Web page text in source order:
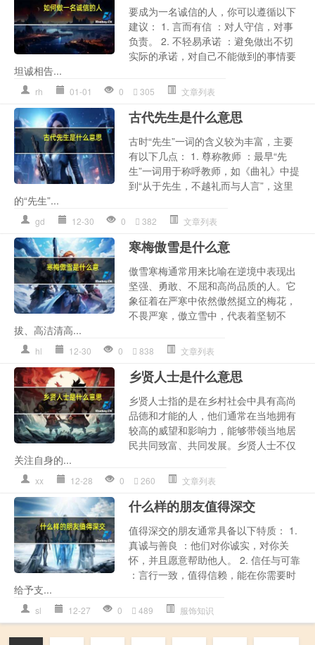
要成为一名诚信的人，你可以遵循以下
建议： 1. 言而有信 ：对人守信，对事
负责。 2. 不轻易承诺 ：避免做出不切
实际的承诺，对自己不能做到的事情要
坦诚相告...
rh 01-01 0 305 文章列表
古代先生是什么意思
古时“先生”一词的含义较为丰富，主要
有以下几点： 1. 尊称教师 ：最早“先
生”一词用于称呼教师，如《曲礼》中提
到“从于先生，不越礼而与人言”，这里
的“先生”...
gd 12-30 0 382 文章列表
寒梅傲雪是什么意
傲雪寒梅通常用来比喻在逆境中表现出
坚强、勇敢、不屈和高尚品质的人。它
象征着在严寒中依然傲然挺立的梅花，
不畏严寒，傲立雪中，代表着坚韧不
拔、高洁清高...
hl 12-30 0 838 文章列表
乡贤人士是什么意思
乡贤人士指的是在乡村社会中具有高尚
品德和才能的人，他们通常在当地拥有
较高的威望和影响力，能够带领当地居
民共同致富、共同发展。乡贤人士不仅
关注自身的...
xx 12-28 0 260 文章列表
什么样的朋友值得深交
值得深交的朋友通常具备以下特质： 1.
真诚与善良 ：他们对你诚实，对你关
怀，并且愿意帮助他人。 2. 信任与可靠
：言行一致，值得信赖，能在你需要时
给予支...
sl 12-27 0 489 服饰知识